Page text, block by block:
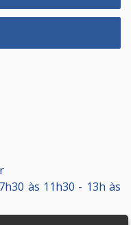
às 11h30 - 13h às